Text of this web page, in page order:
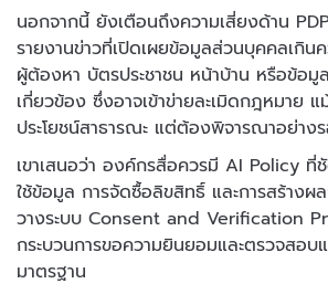
นอกจากนี้ ยังเตือนถึงความเสี่ยงด้าน
รายงานข่าวที่เปิดเผยข้อมูลส่วนบุคคลเกิน
ผู้ต้องหา บัตรประชาชน หน้าบ้าน หรือข้อมู
เกี่ยวข้อง ซึ่งอาจเข้าข่ายละเมิดกฎหมาย
ประโยชน์สาธารณะ แต่ต้องพิจารณาอย่าง
เขาเสนอว่า องค์กรสื่อควรมี AI Policy ที่
ใช้ข้อมูล การจัดซื้อลิขสิทธิ์ และการสร้าง
วางระบบ Consent and Verification
กระบวนการขอความยินยอมและตรวจสอบ
มาตรฐาน